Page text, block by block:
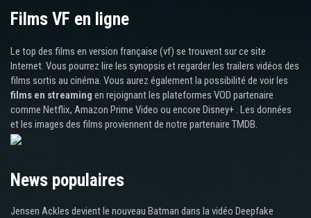
Films VF en ligne
Le top des films en version française (vf) se trouvent sur ce site
Internet. Vous pourrez lire les synopsis et regarder les trailers vidéos des
films sortis au cinéma. Vous aurez également la possibilité de voir les
films en streaming en rejoignant les plateformes VOD partenaire
comme Netflix, Amazon Prime Video ou encore Disney+ . Les données
et les images des films proviennent de notre partenaire TMDB.
News populaires
Jensen Ackles devient le nouveau Batman dans la vidéo Deepfake